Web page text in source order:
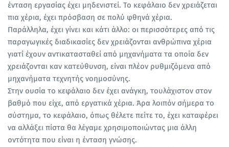
ένταση εργασίας έχει μηδενιστεί. Το κεφάλαιο δεν χρειάζεται
πια χέρια, έχει πρόσβαση σε πολύ φθηνά χέρια.
Παράλληλα, έχει γίνει και κάτι άλλο: οι περισσότερες από τις
παραγωγικές διαδικασίες δεν χρειάζονται ανθρώπινα χέρια
γιατί έχουν αντικατασταθεί από μηχανήματα τα οποία δεν
χρειάζονται καν κατεύθυνση, είναι πλέον ρυθμιζόμενα από
μηχανήματα τεχνητής νοημοσύνης.
Στην ουσία το κεφάλαιο δεν έχει ανάγκη, τουλάχιστον στον
βαθμό που είχε, από εργατικά χέρια. Άρα λοιπόν σήμερα το
σύστημα, το κεφάλαιο, όπως θέλετε πείτε το, έχει καταφέρει
να αλλάξει πίστα θα λέγαμε χρησιμοποιώντας μια άλλη
οντότητα που είναι η ένταση γνώσης.